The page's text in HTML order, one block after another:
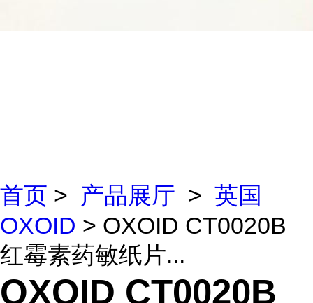
首页 > 产品展厅 > 英国
OXOID > OXOID CT0020B
红霉素药敏纸片...
OXOID CT0020B